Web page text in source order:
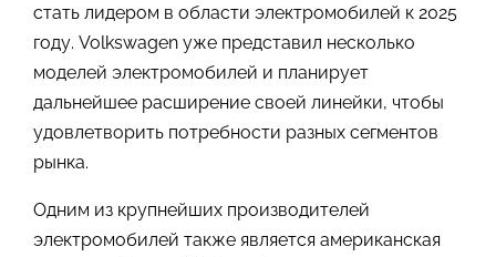
стать лидером в области электромобилей к 2025
году. Volkswagen уже представил несколько
моделей электромобилей и планирует
дальнейшее расширение своей линейки, чтобы
удовлетворить потребности разных сегментов
рынка.
Одним из крупнейших производителей
электромобилей также является американская